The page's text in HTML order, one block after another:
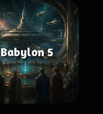
Babylon 5